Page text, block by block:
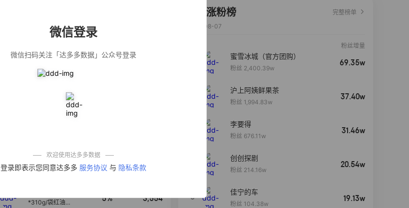
微信登录
微信扫码关注「达多多数据」公众号登录
欢迎使用达多多数据
登录即表示您同意达多多 服务协议 与 隐私条款
公仔牌顽渍净洗
污渍除菌除螨3倍
【净浮生】油污
净厨房油烟机去
重油污去油王污
渍清洁剂油烟净
免煮开袋即食劲
艾草抽绳式免撕
垃圾袋大号特厚
50% 3,640
*310g/袋红油麻
5% 3,554
达人涨粉榜
完整榜单
2026-08-07
粉丝增量
蜜雪冰城（官方团购）
粉丝 2,400.39w
69.35w
沪上阿姨鲜果茶
粉丝 1,994.83w
37.40w
李要得
粉丝 676.11w
31.46w
创创探剧
粉丝 214.16w
20.54w
5
佳宁的车
粉丝 104.38w
19.13w